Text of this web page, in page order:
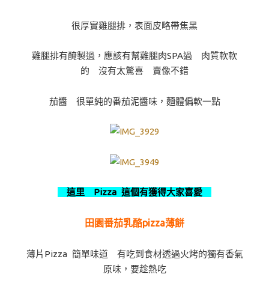
很厚實雞腿排，表面皮略帶焦黑
雞腿排有醃製過，應該有幫雞腿肉SPA過 肉質軟軟
的 沒有太驚喜 賣像不錯
茄醬 很單純的番茄泥醬味，麵體偏軟一點
這里 Pizza 這個有獲得大家喜愛
田園番茄乳酪pizza薄餅
薄片Pizza 簡單味道 有吃到食材透過火烤的獨有香氣
原味，要趁熱吃